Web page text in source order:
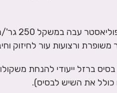
משופרת ורצועות עור לחיזוק
ברזל ייעודי להנחת
כולל את השיש לבסיס).